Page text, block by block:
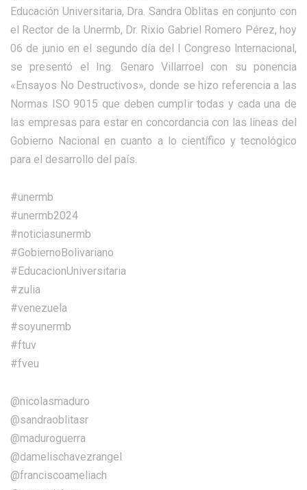
Educación Universitaria, Dra. Sandra Oblitas en conjunto con
el Rector de la Unermb, Dr. Rixio Gabriel Romero Pérez, hoy
06 de junio en el segundo día del l Congreso lnternacional,
se presentó el Ing. Genaro Villarroel con su ponencia
«Ensayos No Destructivos», donde se hizo referencia a las
Normas ISO 9015 que deben cumplir todas y cada una de
las empresas para estar en concordancia con las líneas del
Gobierno Nacional en cuanto a lo científico y tecnológico
para el desarrollo del país.
#unermb
#unermb2024
#noticiasunermb
#GobiernoBolivariano
#EducacionUniversitaria
#zulia
#venezuela
#soyunermb
#ftuv
#fveu
@nicolasmaduro
@sandraoblitasr
@maduroguerra
@damelischavezrangel
@franciscoameliach